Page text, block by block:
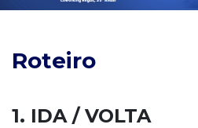
Roteiro
1. IDA / VOLTA